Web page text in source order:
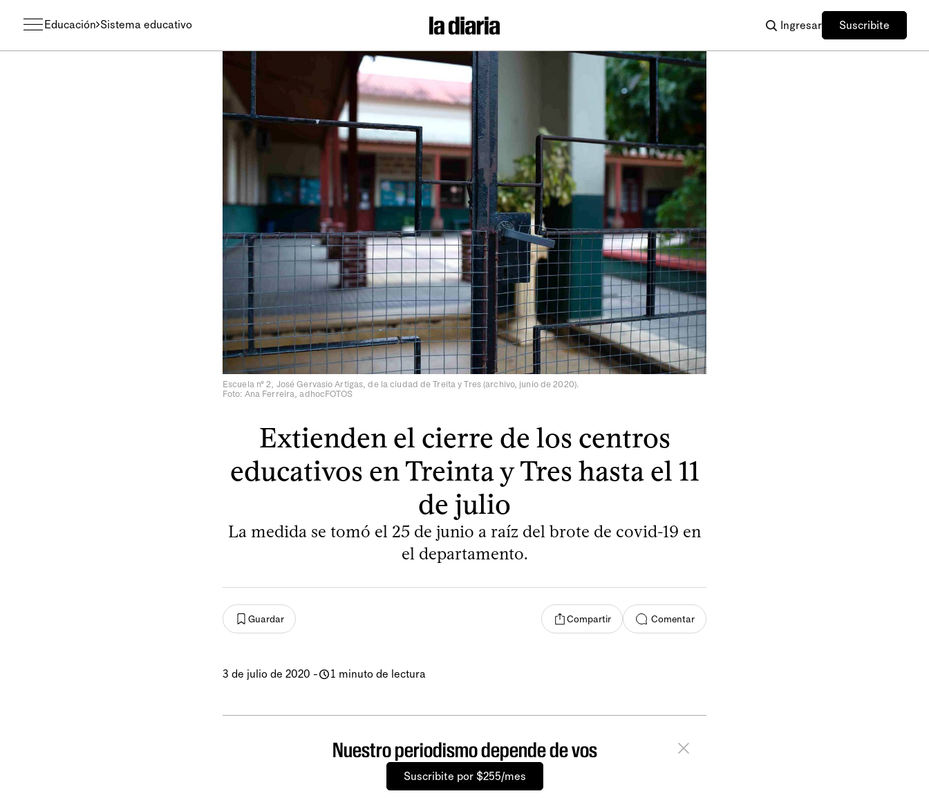
Educación Sistema educativo Ingresar Suscribite
Escuela n° 2, José Gervasio Artigas, de la ciudad de Treita y Tres (archivo, junio de 2020).
Foto: Ana Ferreira, adhocFOTOS
Extienden el cierre de los centros
educativos en Treinta y Tres hasta el 11
de julio
La medida se tomó el 25 de junio a raíz del brote de covid-19 en
el departamento.
Guardar Compartir Comentar
3 de julio de 2020 - 1 minuto de lectura
Nuestro periodismo depende de vos
Suscribite por $255/mes